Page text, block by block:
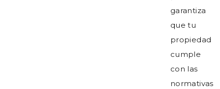
garantiza
que tu
propiedad
cumple
con las
normativas